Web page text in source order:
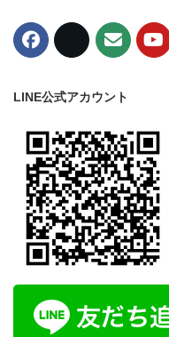
LINE公式アカウント